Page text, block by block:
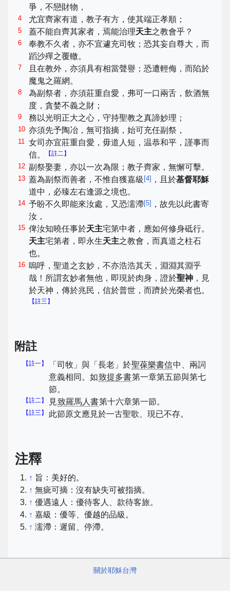
爭，不戀財物，
4 尤宜齊家有道，教子有方，使其端正孝順；
5 蓋不能自齊其家者，焉能治理天主之教會乎？
6
奉教不久者，亦不宜遽充司牧；恐其妄自尊大，而
蹈沙殫之覆轍。
7
且在教外，亦須具有相當聲譽；恐遭輕侮，而陷於
魔鬼之羅網。
8
為副祭者，亦須莊重自愛，弗可一口兩舌，飲酒無
度，貪婪不義之財；
9 務以光明正大之心，守持聖教之真諦妙理；
10 亦須先予陶冶，無可指摘，始可充任副祭，
11 女司亦宜莊重自愛，毋道人短，温恭和平，謹事而
信。
【註二】
12 副祭娶妻，亦以一次為限；教子齊家，無懈可擊。
13 蓋為副祭而善者，不惟自獲嘉級 [4] ，且於基督耶穌
道中，必臻左右逢源之境也。
14 予盼不久即能來汝處，又恐濡滯[5] ，故先以此書寄
汝，
15 俾汝知曉任事於天主宅第中者，應如何修身砥行。
天主宅第者，即永生天主之教會，而真道之柱石
也。
16 嗚呼，聖道之玄妙，不亦浩浩其天，淵淵其淵乎
哉！所謂玄妙者無他，即現於肉身，證於聖神 ，見
於天神，傳於兆民，信於普世，而躋於光榮者也。
【註三】
附註
【註一】 「司牧」與「長老」於聖葆樂書信中、兩詞
意義相同。如致提多書第一章第五節與第七
節。
【註二】 見致羅馬人書第十六章第一節。
【註三】 此節原文應見於一古聖歌、現已不存。
注釋
↑ 旨：美好的。
↑ 無疵可摘：沒有缺失可被指摘。
↑ 優遇遠人：優待客人、款待客旅。
↑ 嘉級：優等、優越的品級。
↑ 濡滯：遲留、停滯。
關於耶穌台灣